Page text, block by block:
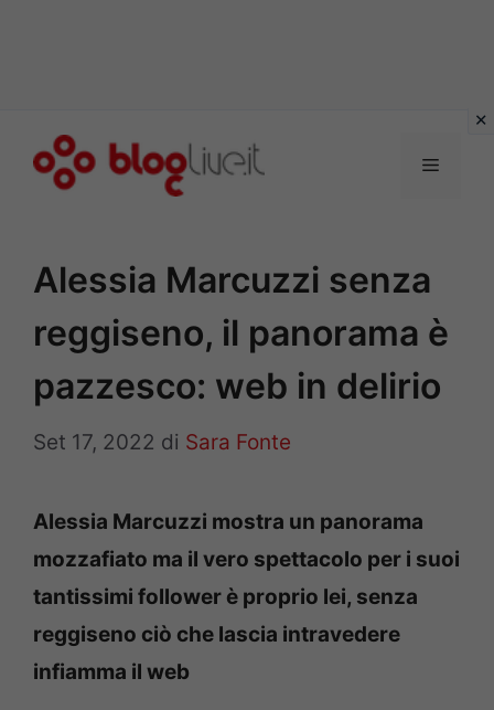
Menu
Alessia Marcuzzi senza
reggiseno, il panorama è
pazzesco: web in delirio
Set 17, 2022 di Sara Fonte
Alessia Marcuzzi mostra un panorama
mozzafiato ma il vero spettacolo per i suoi
tantissimi follower è proprio lei, senza
reggiseno ciò che lascia intravedere
infiamma il web